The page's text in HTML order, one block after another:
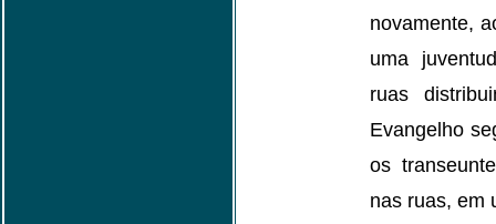
novamente,
uma
ruas
Evangelho
os
nas ruas, em